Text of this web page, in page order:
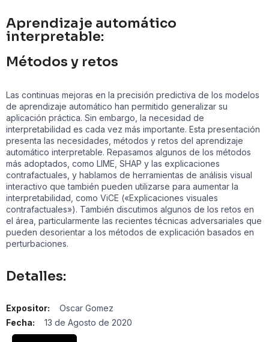
Aprendizaje automático
interpretable:
Métodos y retos
Las continuas mejoras en la precisión predictiva de los modelos
de aprendizaje automático han permitido generalizar su
aplicación práctica. Sin embargo, la necesidad de
interpretabilidad es cada vez más importante. Esta presentación
presenta las necesidades, métodos y retos del aprendizaje
automático interpretable. Repasamos algunos de los métodos
más adoptados, como LIME, SHAP y las explicaciones
contrafactuales, y hablamos de herramientas de análisis visual
interactivo que también pueden utilizarse para aumentar la
interpretabilidad, como ViCE («Explicaciones visuales
contrafactuales»). También discutimos algunos de los retos en
el área, particularmente las recientes técnicas adversariales que
pueden desorientar a los métodos de explicación basados en
perturbaciones.
Detalles:
Expositor:
Oscar Gomez
Fecha:
13 de Agosto de 2020